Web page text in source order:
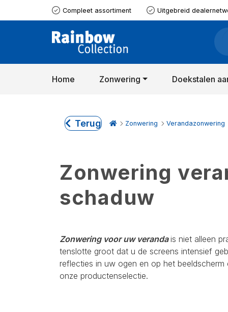
Compleet assortiment Uitgebreid
Home Zonwering Doekstalen
Terug Zonwering Verandazonwering
Zonwering
schaduw
Zonwering voor uw verandais niet alleen
tenslotte groot dat u de screens intensief
reflecties in uw ogen en op het
onze productenselectie.